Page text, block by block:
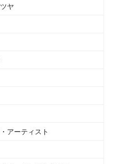
ヤ
アーティスト